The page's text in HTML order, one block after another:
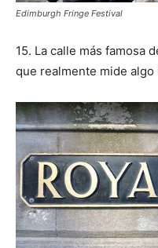
Edimburgh Fringe Festival
15. La calle más famosa
que realmente mide algo